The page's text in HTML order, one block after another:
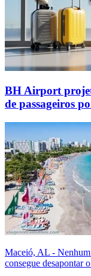
BH Airport
de passageiros
Maceió, AL -
consegue desapontar